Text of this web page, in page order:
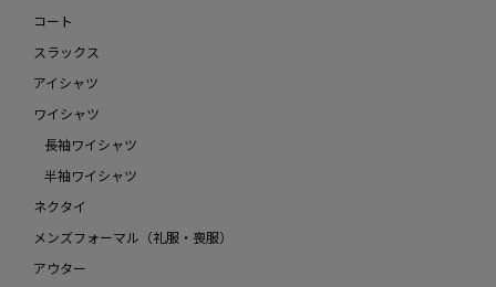
コート
スラックス
アイシャツ
ワイシャツ
長袖ワイシャツ
半袖ワイシャツ
ネクタイ
メンズフォーマル（礼服・喪服）
アウター